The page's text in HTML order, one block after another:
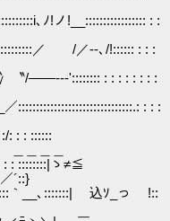
､ﾉ!ノ!__::::::::::::::::: : :
／ /／--､/!:::::: : : :
: : : : : : : :
: : :
::::::
＿＿＿
ゝ≠≦
´::}
:::::::| 込ｿ_っ ￣!::